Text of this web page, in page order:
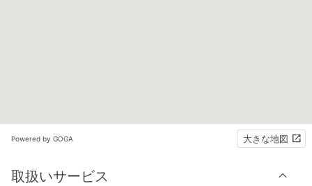
Powered by GOGA 大きな地図
取扱いサービス